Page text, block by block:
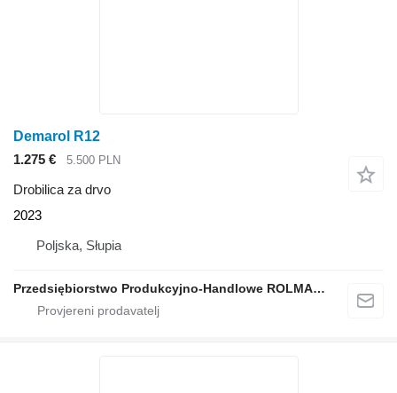
Demarol R12
1.275 €
5.500 PLN
Drobilica za drvo
2023
Poljska, Słupia
Przedsiębiorstwo Produkcyjno-Handlowe ROLMAPOL Marcin Dziekan